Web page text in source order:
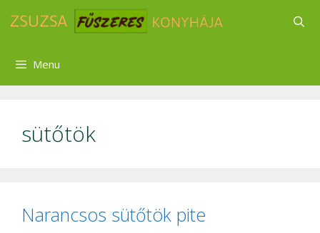
Menu
sütőtök
Narancsos sütőtök pite